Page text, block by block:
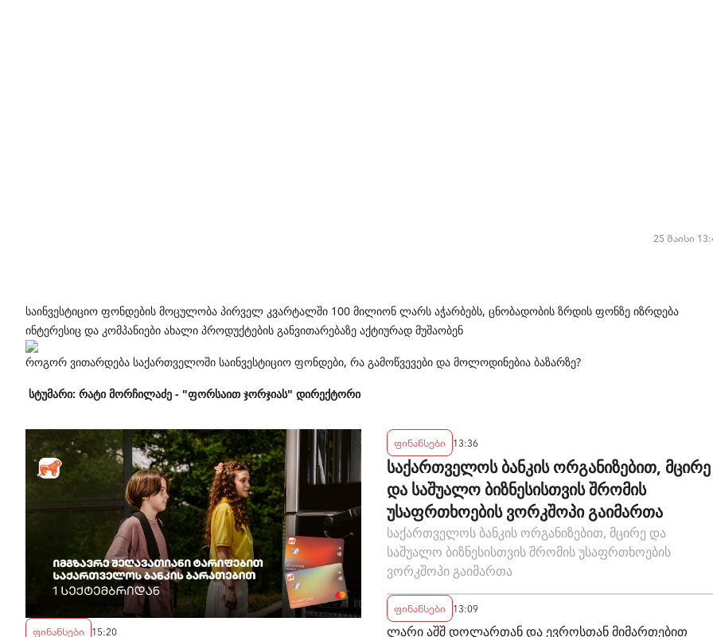
25 მაისი
საინვესტიციო ფონდების მოცულობა პირველ კვარტალში 100 მილიონ ლარს აჭარბებს, ცნობადობის ზრდის ფონზე იზრდება
ინტერესიც და კომპანიები ახალი პროდუქტების განვითარებაზე აქტიურად მუშაობენ
როგორ ვითარდება საქართველოში საინვესტიციო ფონდები, რა გამოწვევები და მოლოდინებია ბაზარზე?
სტუმარი: რატი მორჩილაძე - "ფორსაით ჯორჯიას" დირექტორი
ფინანსები 15:20
ფინანსები 13:36
საქართველოს ბანკის ორგანიზებით, მცირე
და საშუალო ბიზნესისთვის შრომის
უსაფრთხოების ვორკშოპი გაიმართა
საქართველოს ბანკის ორგანიზებით, მცირე და
საშუალო ბიზნესისთვის შრომის უსაფრთხოების
ვორკშოპი გაიმართა
ფინანსები 13:09
ლარი აშშ დოლართან და ევროსთან მიმართებით